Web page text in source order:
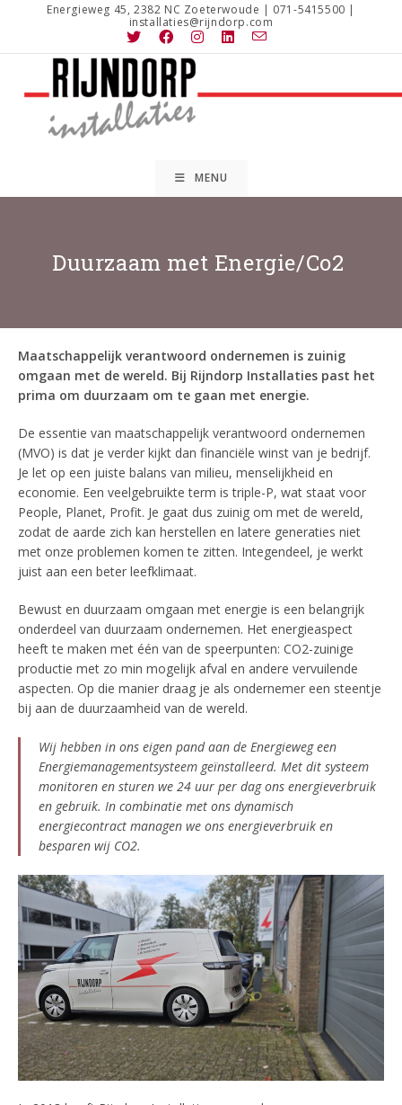
Energieweg 45, 2382 NC Zoeterwoude | 071-5415500 |
installaties@rijndorp.com
MENU
Duurzaam met Energie/Co2
Maatschappelijk verantwoord ondernemen is zuinig
omgaan met de wereld. Bij Rijndorp Installaties past het
prima om duurzaam om te gaan met energie.
De essentie van maatschappelijk verantwoord ondernemen
(MVO) is dat je verder kijkt dan financiële winst van je bedrijf.
Je let op een juiste balans van milieu, menselijkheid en
economie. Een veelgebruikte term is triple-P, wat staat voor
People, Planet, Profit. Je gaat dus zuinig om met de wereld,
zodat de aarde zich kan herstellen en latere generaties niet
met onze problemen komen te zitten. Integendeel, je werkt
juist aan een beter leefklimaat.
Bewust en duurzaam omgaan met energie is een belangrijk
onderdeel van duurzaam ondernemen. Het energieaspect
heeft te maken met één van de speerpunten: CO2-zuinige
productie met zo min mogelijk afval en andere vervuilende
aspecten. Op die manier draag je als ondernemer een steentje
bij aan de duurzaamheid van de wereld.
Wij hebben in ons eigen pand aan de Energieweg een
Energiemanagementsysteem geïnstalleerd. Met dit systeem
monitoren en sturen we 24 uur per dag ons energieverbruik
en gebruik. In combinatie met ons dynamisch
energiecontract managen we ons energieverbruik en
besparen wij CO2.